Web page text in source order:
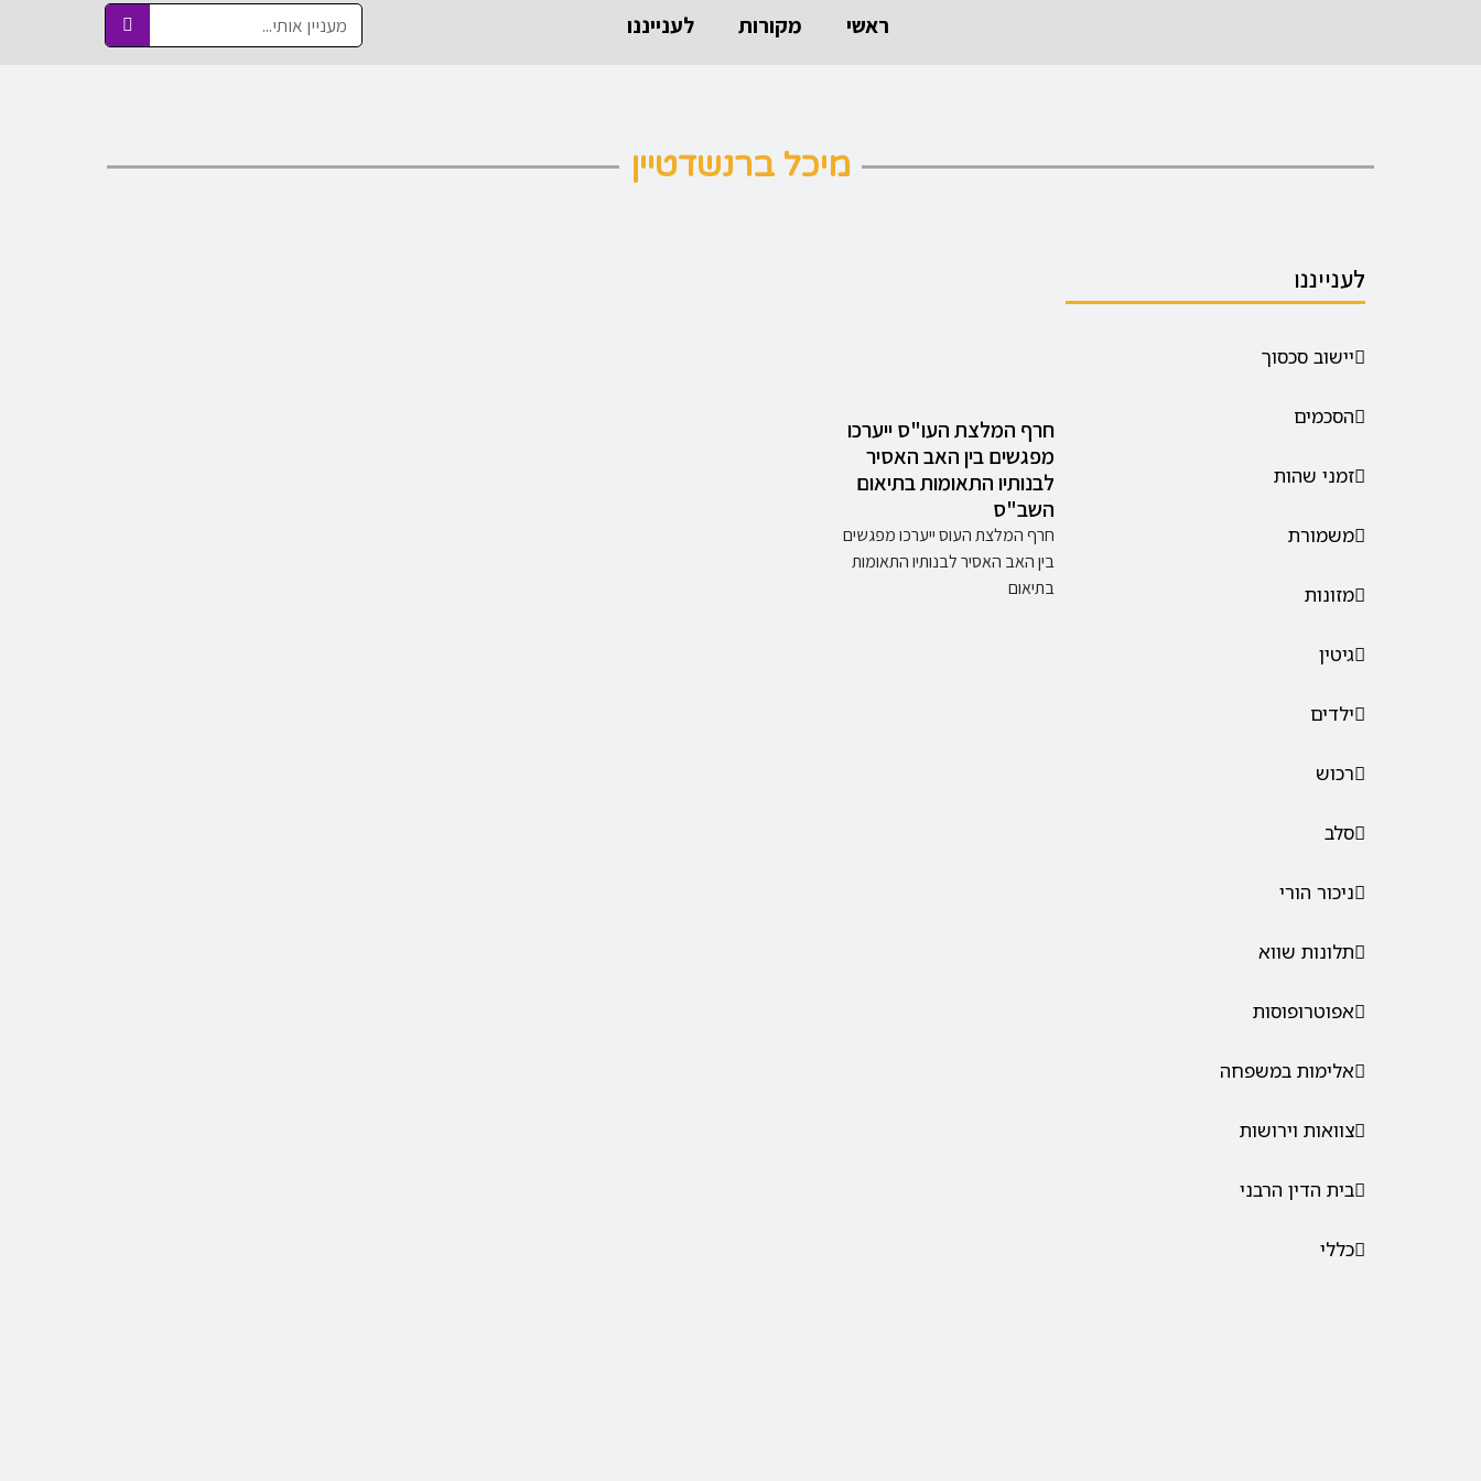
ראשי מקורות לענייננו
מיכל ברנשדטיין
לענייננו
יישוב סכסוך
הסכמים
זמני שהות
משמורת
מזונות
גיטין
ילדים
רכוש
סלב
ניכור הורי
תלונות שווא
אפוטרופוסות
אלימות במשפחה
צוואות וירושות
בית הדין הרבני
כללי
חרף המלצת העו"ס ייערכו
מפגשים בין האב האסיר
לבנותיו התאומות בתיאום
השב"ס
חרף המלצת העוס ייערכו מפגשים
בין האב האסיר לבנותיו התאומות
בתיאום